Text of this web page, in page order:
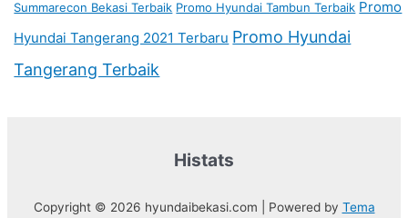
Summarecon Bekasi Terbaik Promo Hyundai Tambun Terbaik Promo
Hyundai Tangerang 2021 Terbaru Promo Hyundai
Tangerang Terbaik
Histats
Copyright © 2026 hyundaibekasi.com | Powered by Tema